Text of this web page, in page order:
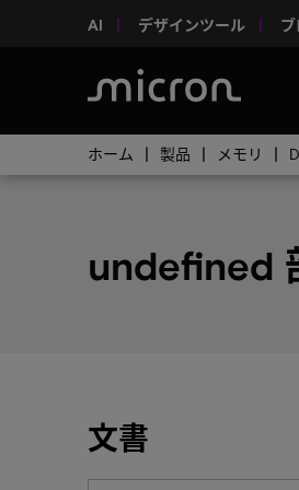
AI デザインツール
ホーム 製品 メモリ
undefined
文書